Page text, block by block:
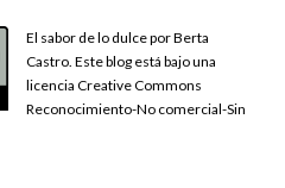
El sabor de lo dulce por Berta
Castro. Este blog está bajo una
licencia Creative Commons
Reconocimiento-No comercial-Sin